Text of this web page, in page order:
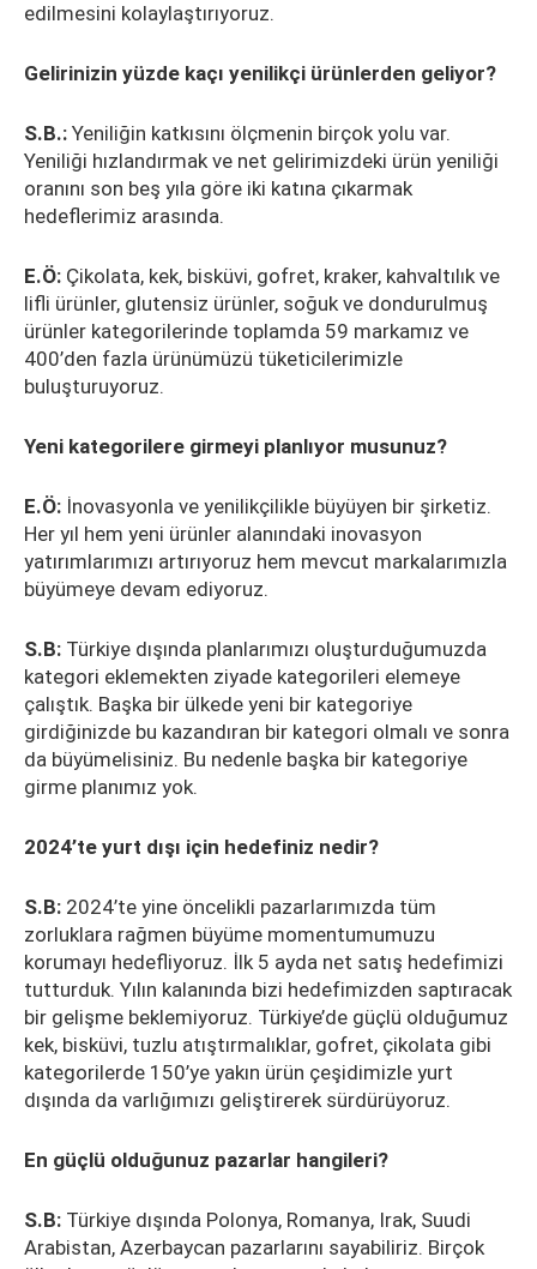
edilmesini kolaylaştırıyoruz.
Gelirinizin yüzde kaçı yenilikçi ürünlerden geliyor?
S.B.: Yeniliğin katkısını ölçmenin birçok yolu var.
Yeniliği hızlandırmak ve net gelirimizdeki ürün yeniliği
oranını son beş yıla göre iki katına çıkarmak
hedeflerimiz arasında.
E.Ö: Çikolata, kek, bisküvi, gofret, kraker, kahvaltılık ve
lifli ürünler, glutensiz ürünler, soğuk ve dondurulmuş
ürünler kategorilerinde toplamda 59 markamız ve
400’den fazla ürünümüzü tüketicilerimizle
buluşturuyoruz.
Yeni kategorilere girmeyi planlıyor musunuz?
E.Ö: İnovasyonla ve yenilikçilikle büyüyen bir şirketiz.
Her yıl hem yeni ürünler alanındaki inovasyon
yatırımlarımızı artırıyoruz hem mevcut markalarımızla
büyümeye devam ediyoruz.
S.B: Türkiye dışında planlarımızı oluşturduğumuzda
kategori eklemekten ziyade kategorileri elemeye
çalıştık. Başka bir ülkede yeni bir kategoriye
girdiğinizde bu kazandıran bir kategori olmalı ve sonra
da büyümelisiniz. Bu nedenle başka bir kategoriye
girme planımız yok.
2024’te yurt dışı için hedefiniz nedir?
S.B: 2024’te yine öncelikli pazarlarımızda tüm
zorluklara rağmen büyüme momentumumuzu
korumayı hedefliyoruz. İlk 5 ayda net satış hedefimizi
tutturduk. Yılın kalanında bizi hedefimizden saptıracak
bir gelişme beklemiyoruz. Türkiye’de güçlü olduğumuz
kek, bisküvi, tuzlu atıştırmalıklar, gofret, çikolata gibi
kategorilerde 150’ye yakın ürün çeşidimizle yurt
dışında da varlığımızı geliştirerek sürdürüyoruz.
En güçlü olduğunuz pazarlar hangileri?
S.B: Türkiye dışında Polonya, Romanya, Irak, Suudi
Arabistan, Azerbaycan pazarlarını sayabiliriz. Birçok